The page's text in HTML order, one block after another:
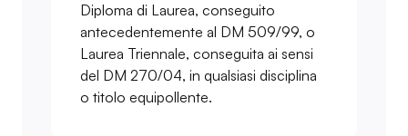
Diploma di Laurea, conseguito
antecedentemente al DM 509/99, o
Laurea Triennale, conseguita ai sensi
del DM 270/04, in qualsiasi disciplina
o titolo equipollente.